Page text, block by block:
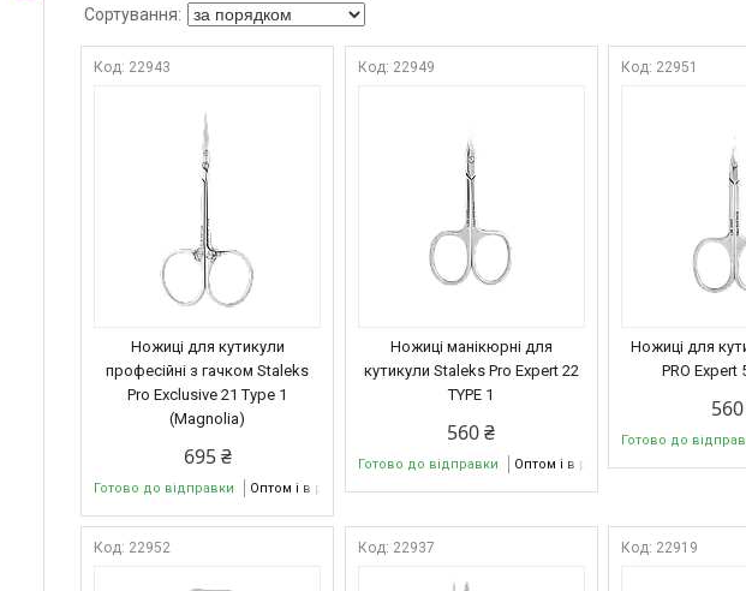
22943
Ножиці для кутикули
професійні з гачком Staleks
Pro Exclusive 21 Type 1
(Magnolia)
695 ₴
Готово до відправки Оптом і в роздріб
22949
Ножиці манікюрні для
кутикули Staleks Pro Expert 22
TYPE 1
560 ₴
Готово до відправки Оптом і в роздріб
22951
Ножиці для
PRO Expert
Готово до
22952 22937 22919